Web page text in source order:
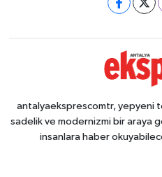
antalyaeksprescomtr, yepyeni
sadelik ve modernizmi bir araya
insanlara haber